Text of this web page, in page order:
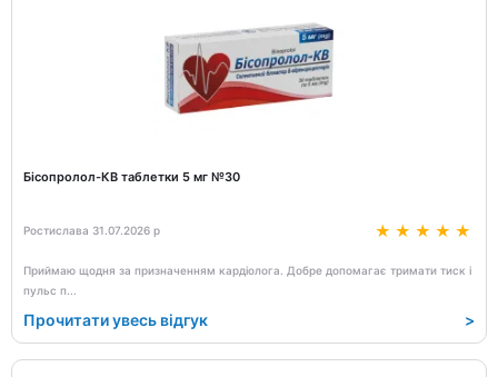
Бісопролол-КВ таблетки 5 мг №30
Ростислава 31.07.2026 р
Приймаю щодня за призначенням кардіолога. Добре допомагає тримати тиск і
пульс п
Прочитати увесь відгук >